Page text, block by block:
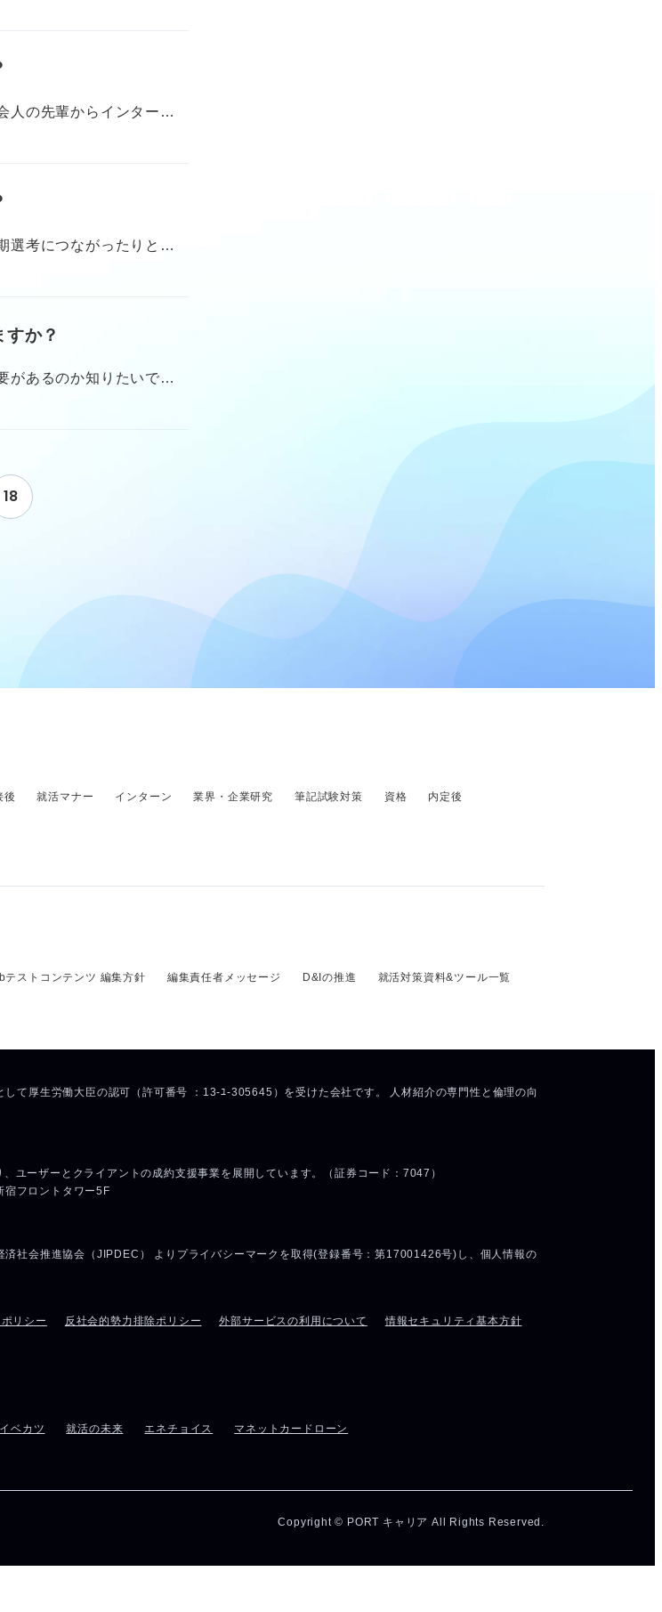
きたい企業なので、休む
人の先輩からインターン
ンターンは1日のものや短
れのインターンの内容や
選考につながったりと良
くいので、インターンに
トをできるだけ教えてく
か？
があるのか知りたいで
るタイミングなど、気を
答よろしくお願いしま
18
後 就活マナー インターン 業界・企業研究 筆記試験対策 資格 内定後
テストコンテンツ 編集方針 編集責任者メッセージ D&Iの推進 就活対策資料&ツール一覧
リシー 反社会的勢力排除ポリシー 外部サービスの利用について
情報セキュリティ基本方針